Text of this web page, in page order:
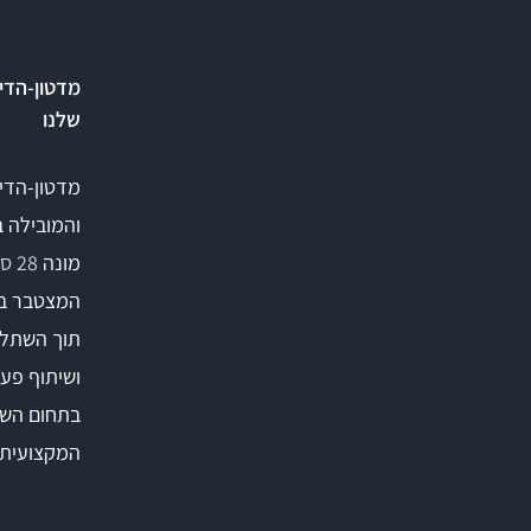
מדטון-
שלנו
מדטון-
מונה 28 סניפים
המצטבר
תוך
ושיתוף
בתחום